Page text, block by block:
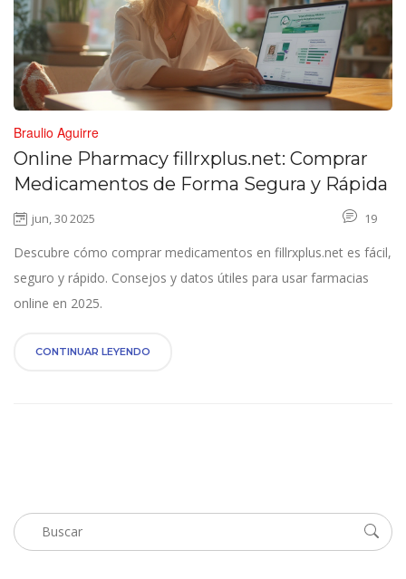
Braulio Aguirre
Online Pharmacy fillrxplus.net: Comprar
Medicamentos de Forma Segura y Rápida
jun, 30 2025 19
Descubre cómo comprar medicamentos en fillrxplus.net es fácil,
seguro y rápido. Consejos y datos útiles para usar farmacias
online en 2025.
CONTINUAR LEYENDO